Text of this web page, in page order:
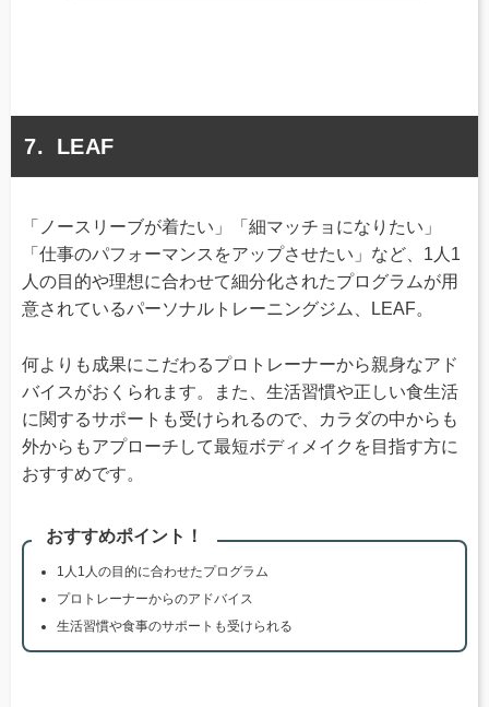
LEAF
「ノースリーブが着たい」「細マッチョになりたい」
「仕事のパフォーマンスをアップさせたい」など、1人1
人の目的や理想に合わせて細分化されたプログラムが用
意されているパーソナルトレーニングジム、LEAF。
何よりも成果にこだわるプロトレーナーから親身なアド
バイスがおくられます。また、生活習慣や正しい食生活
に関するサポートも受けられるので、カラダの中からも
外からもアプローチして最短ボディメイクを目指す方に
おすすめです。
おすすめポイント！
1人1人の目的に合わせたプログラム
プロトレーナーからのアドバイス
生活習慣や食事のサポートも受けられる